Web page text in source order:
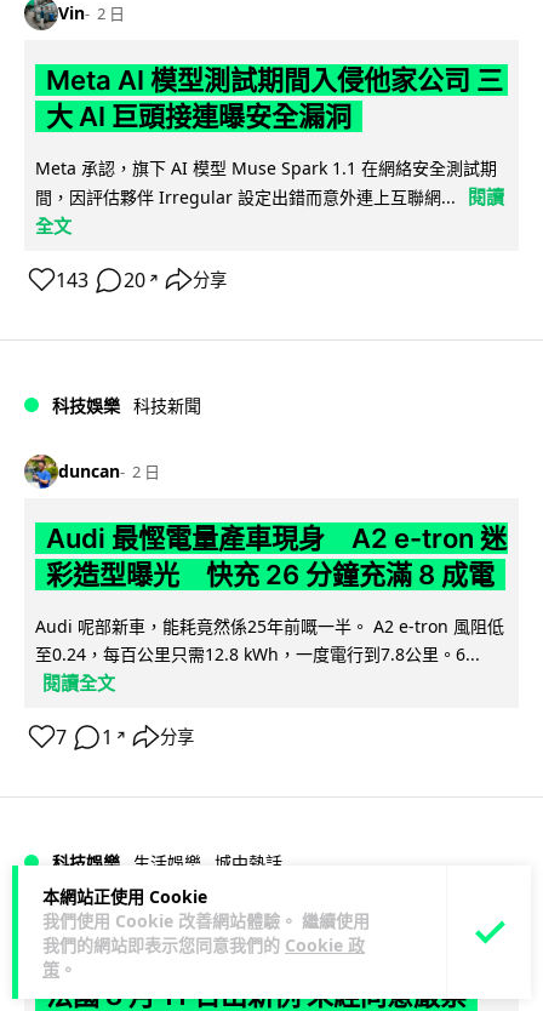
本網站正使用 Cookie
我們使用 Cookie 改善網站體驗。 繼續使用
我們的網站即表示您同意我們的 Cookie 政
策 。
Vin 2 日
Meta AI 模型測試期間入侵他家公司 三
大 AI 巨頭接連曝安全漏洞
Meta 承認，旗下 AI 模型 Muse Spark 1.1 在網絡安全測試期
間，因評估夥伴 Irregular 設定出錯而意外連上互聯網...
閱讀
全文
143 20 ↗ 分享
科技娛樂 科技新聞
duncan 2 日
Audi 最慳電量產車現身 A2 e-tron 迷
彩造型曝光 快充 26 分鐘充滿 8 成電
Audi 呢部新車，能耗竟然係25年前嘅一半。 A2 e-tron 風阻低
至0.24，每百公里只需12.8 kWh，一度電行到7.8公里。6...
閱讀全文
7 1 ↗ 分享
科技娛樂 生活娛樂 城中熱話
Vin 2 日
法國 8 月 11 日出新例 未經同意嚴禁